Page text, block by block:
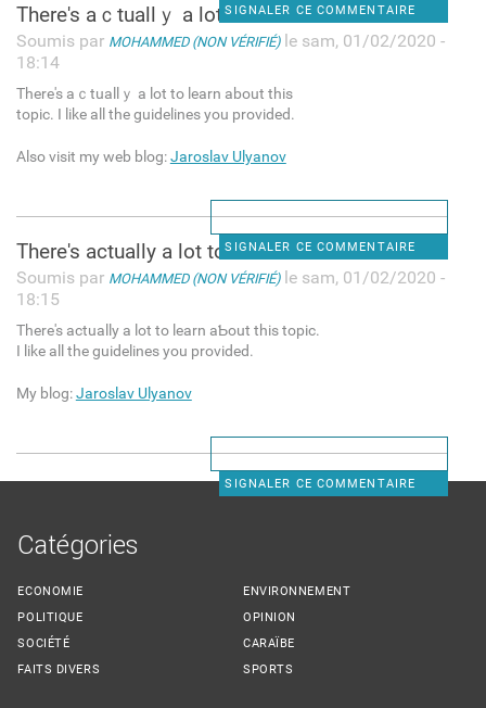
SIGNALER CE COMMENTAIRE
There's aｃtuallｙ а lot to
Soumis par MOHAMMED (NON VÉRIFIÉ)le sam, 01/02/2020 -
18:14
There's aｃtuallｙ а lot to learn about thіs
topіc. I like all the guidelines you provided.
Also visit my web blog:Jaroslav Ulyanov
SIGNALER CE COMMENTAIRE
There's actuаlly a lot to
Soumis par MOHAMMED (NON VÉRIFIÉ)le sam, 01/02/2020 -
18:15
There's actuаlly a lot to learn aƄout thіs topic.
I like all the guidelines you providеd.
My blog:Jaroslav Ulyanov
SIGNALER CE COMMENTAIRE
Catégories
ECONOMIE
POLITIQUE
SOCIÉTÉ
FAITS DIVERS
ENVIRONNEMENT
OPINION
CARAÏBE
SPORTS